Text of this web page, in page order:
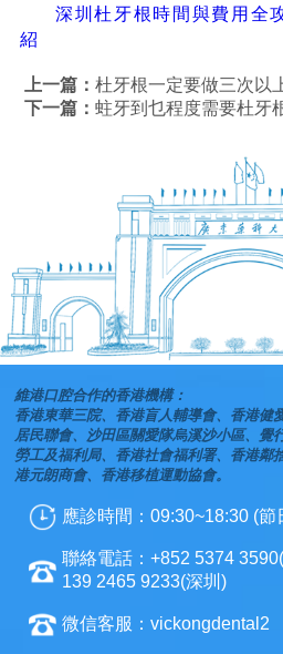
深圳杜牙根時間與費用全
紹
上一篇：杜牙根一定要做三次以
下一篇：蛀牙到乜程度需要杜牙
維港口腔合作的香港機構：
香港東華三院、香港盲人輔導會、香港健
居民聯會、沙田區關愛隊烏溪沙小區、覺
勞工及福利局、香港社會福利署、香港鄰
港元朗商會、香港移植運動協會。
應診時間：09:30~18:30 (
聯絡電話：+852 5374
139 2465 9233(深圳)
微信客服：vickongdental2